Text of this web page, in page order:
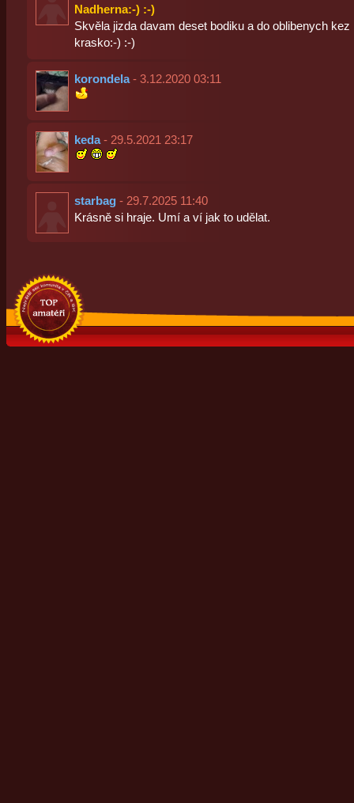
Nadherna:-) :-)
Skvěla jizda davam deset bodiku a do oblibenych
krasko:-) :-)
korondela- 3.12.2020 03:11
keda- 29.5.2021 23:17
starbag- 29.7.2025 11:40
Krásně si hraje. Umí a ví jak to udělat.